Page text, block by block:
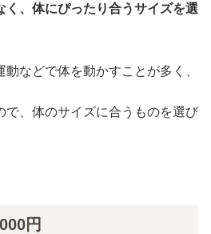
く、体にぴったり合うサイズを選
などで体を動かすことが多く、
で、体のサイズに合うものを選び
円